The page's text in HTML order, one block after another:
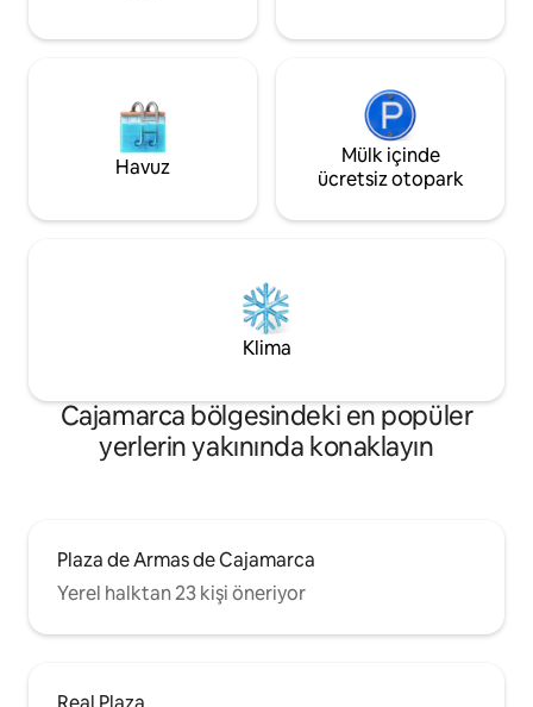
Havuz
Mülk içinde
ücretsiz otopark
Klima
Cajamarca bölgesindeki en popüler
yerlerin yakınında konaklayın
Plaza de Armas de Cajamarca
Yerel halktan 23 kişi öneriyor